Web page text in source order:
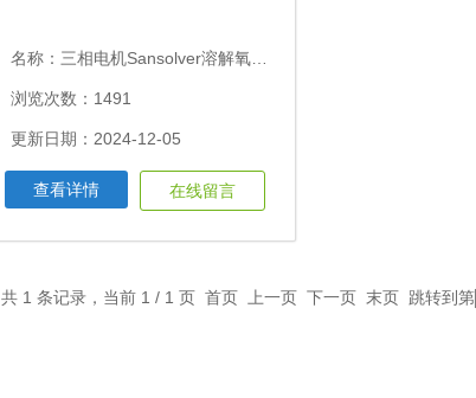
名称： 三相电机Sansolver溶解氧装置
浏览次数：1491
更新日期：2024-12-05
查看详情 在线留言
共 1 条记录，当前 1 / 1 页 首页 上一页 下一页 末页 跳转到第